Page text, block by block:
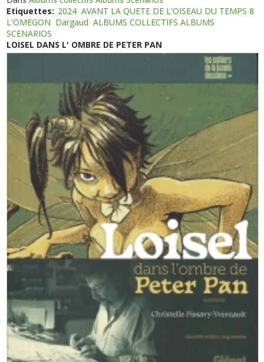
Etiquettes: 2024 AVANT LA QUETE DE L'OISEAU DU TEMPS 8
L'OMEGON Dargaud ALBUMS COLLECTIFS ALBUMS
SCENARIOS
LOISEL DANS L' OMBRE DE PETER PAN